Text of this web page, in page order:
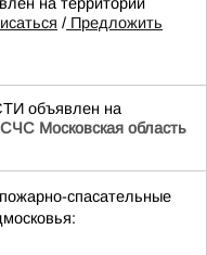
/ Предложить
объявлен на
Московская область
спасательные